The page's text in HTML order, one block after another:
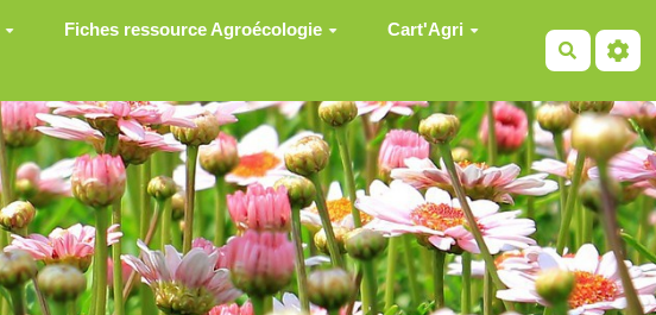
Fiches ressource Agroécologie Cart'Agri